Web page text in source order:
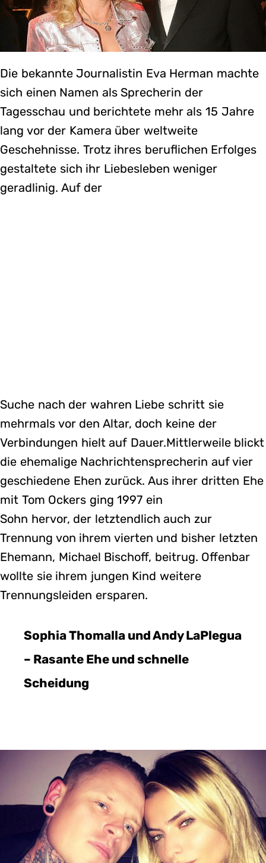
Die bekannte Journalistin Eva Herman machte
sich einen Namen als Sprecherin der
Tagesschau und berichtete mehr als 15 Jahre
lang vor der Kamera über weltweite
Geschehnisse. Trotz ihres beruflichen Erfolges
gestaltete sich ihr Liebesleben weniger
geradlinig. Auf der
Suche nach der wahren Liebe schritt sie
mehrmals vor den Altar, doch keine der
Verbindungen hielt auf Dauer.Mittlerweile blickt
die ehemalige Nachrichtensprecherin auf vier
geschiedene Ehen zurück. Aus ihrer dritten Ehe
mit Tom Ockers ging 1997 ein
Sohn hervor, der letztendlich auch zur
Trennung von ihrem vierten und bisher letzten
Ehemann, Michael Bischoff, beitrug. Offenbar
wollte sie ihrem jungen Kind weitere
Trennungsleiden ersparen.
Sophia Thomalla und Andy LaPlegua
– Rasante Ehe und schnelle
Scheidung